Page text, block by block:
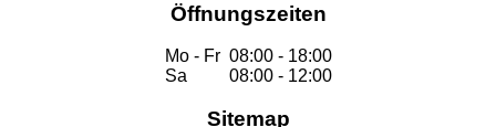
Öffnungszeiten
Mo - Fr 08:00 - 18:00
Sa
08:00 - 12:00
Sitemap